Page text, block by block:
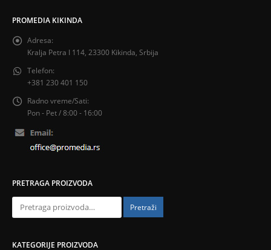
PROMEDIA KIKINDA
Adresa:
Kralja Petra I 114, 23300 Kikinda, Srbija
Telefon:
+381 230 401 150
Radno vreme/Sati:
Pon - Pet / 8:00 - 16:00
PRETRAGA PROIZVODA
Pretraži
KATEGORIJE PROIZVODA